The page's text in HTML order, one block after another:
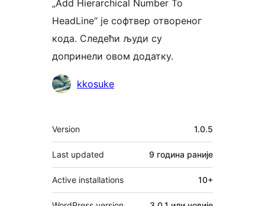
„Add Hierarchical Number To
HeadLine“ је софтвер отвореног
кода. Следећи људи су
допринели овом додатку.
Сарадници
kkosuke
Мета
Version 1.0.5
Last updated 9 година раније
Active installations 10+